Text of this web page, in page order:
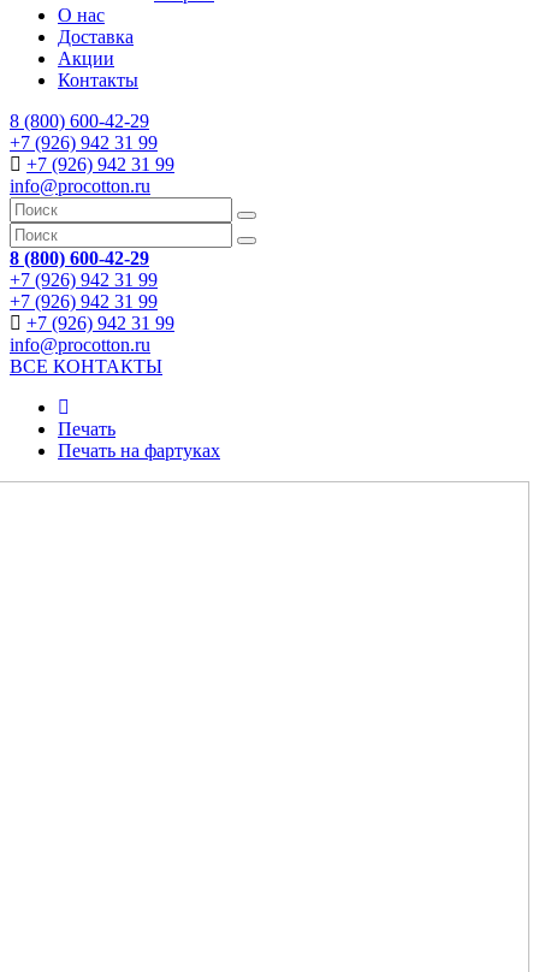
О нас
Доставка
Акции
Контакты
8 (800) 600-42-29
+7 (926) 942 31 99
+7 (926) 942 31 99
info@procotton.ru
8 (800) 600-42-29
+7 (926) 942 31 99
+7 (926) 942 31 99
+7 (926) 942 31 99
info@procotton.ru
ВСЕ КОНТАКТЫ
Печать
Печать на фартуках